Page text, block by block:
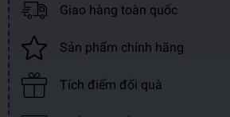
Giao hàng toàn quốc
Sản phẩm chính hãng
Tích điểm đổi quà